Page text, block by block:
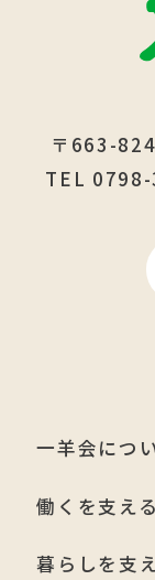
〒663-
TEL
一羊会につ
働くを支える
暮らしを支